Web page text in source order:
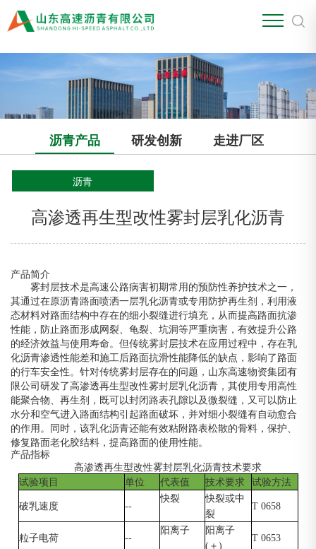
沥青产品 研发创新 走进厂区
沥青
高渗透再生型改性雾封层乳化沥青
产品简介
雾封层技术是高速公路病害初期常用的预防性养护技术之一，
其通过在原沥青路面喷洒一层乳化沥青或专用防护再生剂，利用液
态材料对路面结构中存在的细小裂缝进行填充，从而提高路面抗渗
性能，防止路面形成网裂、龟裂、坑洞等严重病害，有效提升公路
的经济效益与使用寿命。但传统雾封层技术在应用过程中，存在乳
化沥青渗透性能差和施工后路面抗滑性能降低的缺点，影响了路面
的行车安全性。针对传统雾封层存在的问题，山东高速物资集团有
限公司研发了高渗透再生型改性雾封层乳化沥青，其使用专用高性
能聚合物、再生剂，既可以封闭路表孔隙以及微裂缝，又可以防止
水分和空气进入路面结构引起路面破坏，并对细小裂缝有自动愈合
的作用。同时，该乳化沥青还能有效粘附路表松散的骨料，保护、
修复路面老化胶结料，提高路面的使用性能。
产品指标
高渗透再生型改性雾封层乳化沥青技术要求
试验项目 单位 代表值 技术要求 试验方法
破乳速度 --
快裂
快裂或中
裂
T 0658
粒子电荷 --
阳离子
阳离子
(＋ )
T 0653